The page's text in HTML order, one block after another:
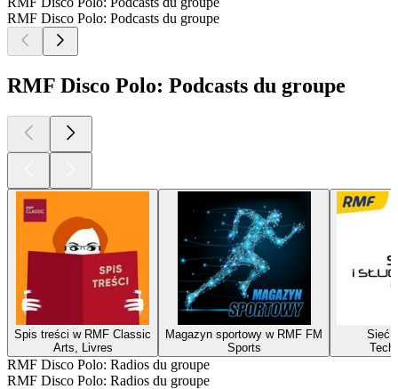
RMF Disco Polo: Podcasts du groupe
RMF Disco Polo: Podcasts du groupe
Spis treści w RMF Classic
Arts, Livres
Magazyn sportowy w RMF FM
Sports
Sieć i
RMF Disco Polo: Radios du groupe
RMF Disco Polo: Radios du groupe